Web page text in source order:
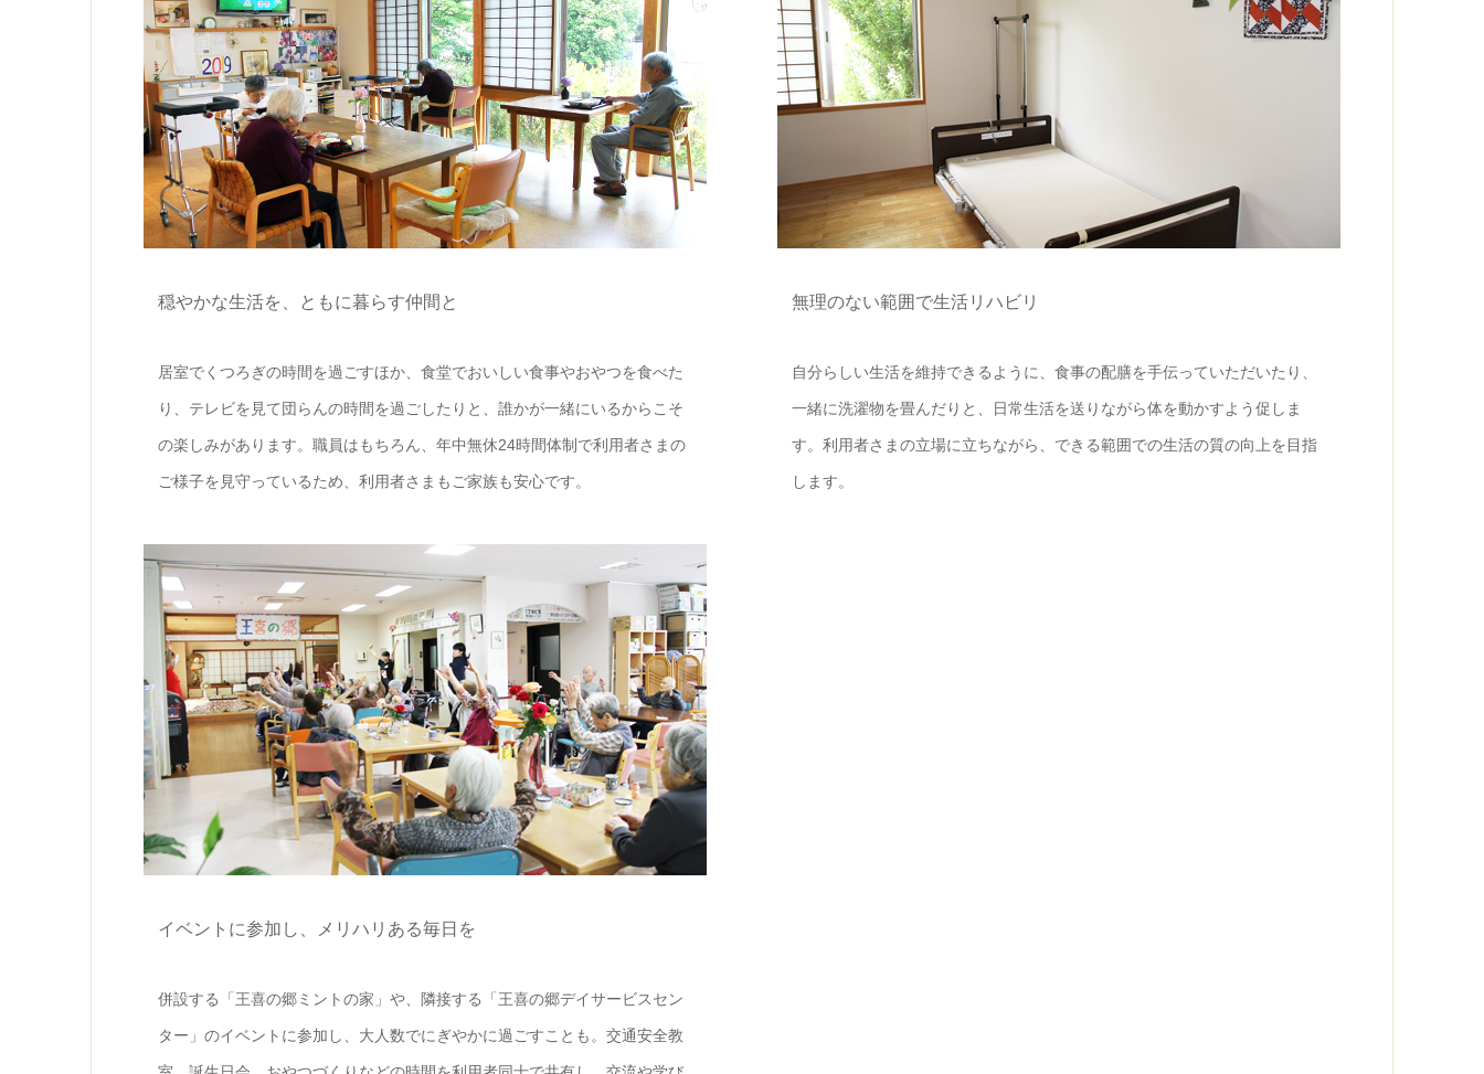
穏やかな生活を、ともに暮らす仲間と
居室でくつろぎの時間を過ごすほか、食堂でおいしい食事やおやつを食べた
り、テレビを見て団らんの時間を過ごしたりと、誰かが一緒にいるからこそ
の楽しみがあります。職員はもちろん、年中無休24時間体制で利用者さまの
ご様子を見守っているため、利用者さまもご家族も安心です。
無理のない範囲で生活リハビリ
自分らしい生活を維持できるように、食事の配膳を手伝っていただいたり、
一緒に洗濯物を畳んだりと、日常生活を送りながら体を動かすよう促しま
す。利用者さまの立場に立ちながら、できる範囲での生活の質の向上を目指
します。
イベントに参加し、メリハリある毎日を
併設する「王喜の郷ミントの家」や、隣接する「王喜の郷デイサービスセン
ター」のイベントに参加し、大人数でにぎやかに過ごすことも。交通安全教